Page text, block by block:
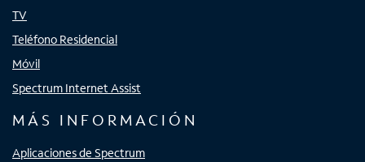
TV
Teléfono Residencial
Móvil
Spectrum Internet Assist
MÁS INFORMACIÓN
Aplicaciones de Spectrum